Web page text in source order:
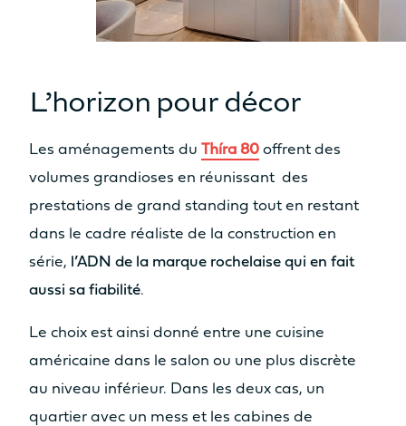
L’horizon pour décor
Les aménagements du Thíra 80 offrent des
volumes grandioses en réunissant des
prestations de grand standing tout en restant
dans le cadre réaliste de la construction en
série, l’ADN de la marque rochelaise qui en fait
aussi sa fiabilité.
Le choix est ainsi donné entre une cuisine
américaine dans le salon ou une plus discrète
au niveau inférieur. Dans les deux cas, un
quartier avec un mess et les cabines de